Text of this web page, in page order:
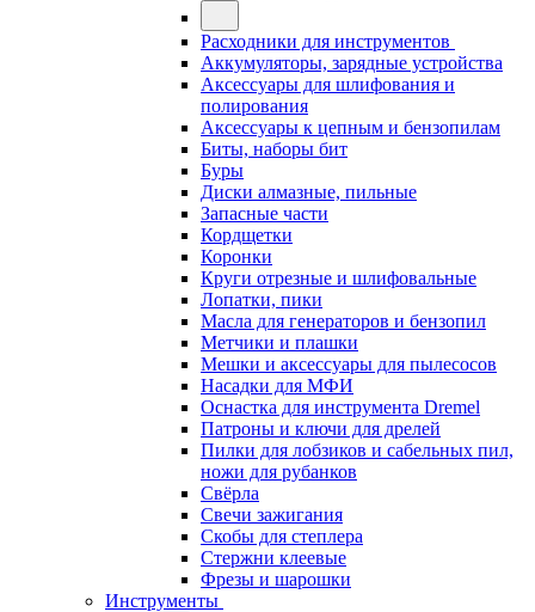
Расходники для инструментов
Аккумуляторы, зарядные устройства
Аксессуары для шлифования и
полирования
Аксессуары к цепным и бензопилам
Биты, наборы бит
Буры
Диски алмазные, пильные
Запасные части
Кордщетки
Коронки
Круги отрезные и шлифовальные
Лопатки, пики
Масла для генераторов и бензопил
Метчики и плашки
Мешки и аксессуары для пылесосов
Насадки для МФИ
Оснастка для инструмента Dremel
Патроны и ключи для дрелей
Пилки для лобзиков и сабельных пил,
ножи для рубанков
Свёрла
Свечи зажигания
Скобы для степлера
Стержни клеевые
Фрезы и шарошки
Инструменты